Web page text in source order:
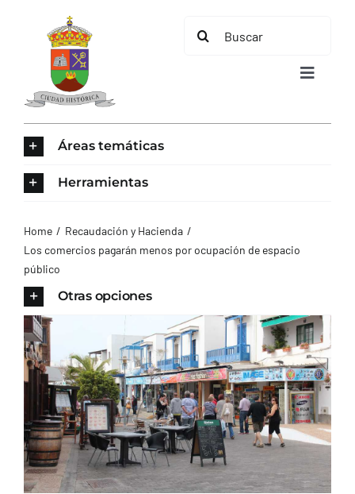
contenido
Buscar:
Toggle
AYUNTAMIENTO
TURISMO
CONTACTO
Áreas temáticas
Herramientas
Home
Recaudación y Hacienda
Los comercios pagarán menos por ocupación de espacio
público
Otras opciones